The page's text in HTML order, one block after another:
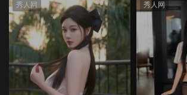
秀人网 秀人网